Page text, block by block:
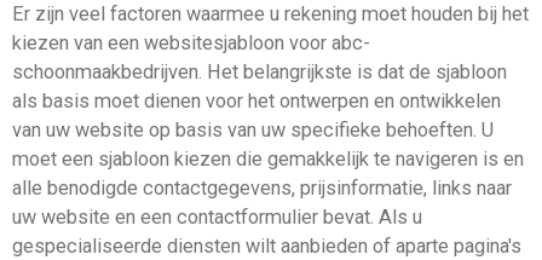
Er zijn veel factoren waarmee u rekening moet houden bij het
kiezen van een websitesjabloon voor abc-
schoonmaakbedrijven. Het belangrijkste is dat de sjabloon
als basis moet dienen voor het ontwerpen en ontwikkelen
van uw website op basis van uw specifieke behoeften. U
moet een sjabloon kiezen die gemakkelijk te navigeren is en
alle benodigde contactgegevens, prijsinformatie, links naar
uw website en een contactformulier bevat. Als u
gespecialiseerde diensten wilt aanbieden of aparte pagina's